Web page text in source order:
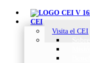
CEI
Visita el CEI